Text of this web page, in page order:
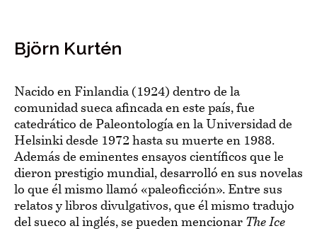
Björn Kurtén
Nacido en Finlandia (1924) dentro de la
comunidad sueca afincada en este país, fue
catedrático de Paleontología en la Universidad de
Helsinki desde 1972 hasta su muerte en 1988.
Además de eminentes ensayos científicos que le
dieron prestigio mundial, desarrolló en sus novelas
lo que él mismo llamó «paleoficción». Entre sus
relatos y libros divulgativos, que él mismo tradujo
del sueco al inglés, se pueden mencionar The Ice